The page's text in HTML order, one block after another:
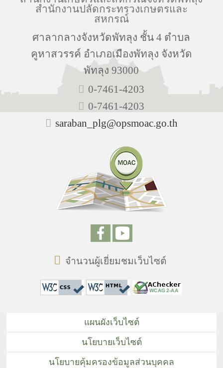
สำนักงานปลัดกระทรวงเกษตรและ
สหกรณ์
ศาลากลางจังหวัดพัทลุง ชั้น 4 ตำบล
คูหาสวรรค์ อำเภอเมืองพัทลุง จังหวัด
พัทลุง 93000
0-7461-4203
0-7461-4203
saraban_plg@opsmoac.go.th
จำนวนผู้เยี่ยมชมเว็บไซต์
แผนผังเว็บไซต์
นโยบายเว็บไซต์
นโยบายคุ้มครองข้อมูลส่วนบุคคล